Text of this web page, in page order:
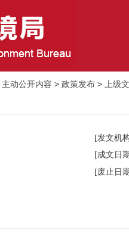
主动公开内容 > 政策发布 > 上级
[发文机
[成文日
[废止日